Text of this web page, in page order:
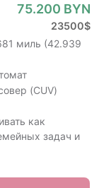
75.200 BYN
23500$
миль (42.939
(CUV)
как
задач и